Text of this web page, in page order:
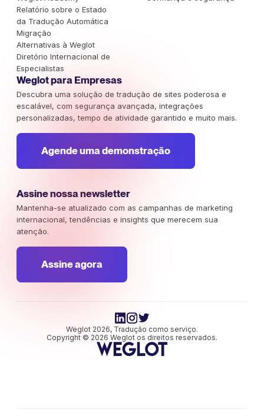
Relatório sobre o Estado
da Tradução Automática
Migração
Alternativas à Weglot
Diretório Internacional de
Especialistas
Weglot para Empresas
Descubra uma solução de tradução de sites poderosa e
escalável, com segurança avançada, integrações
personalizadas, tempo de atividade garantido e muito mais.
Agende uma demonstração
Assine nossa newsletter
Mantenha-se atualizado com as campanhas de marketing
internacional, tendências e insights que merecem sua
atenção.
Assine agora
Weglot 2026, Tradução como serviço.
Copyright © 2026 Weglot os direitos reservados.